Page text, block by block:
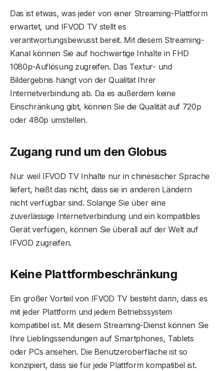
Das ist etwas, was jeder von einer Streaming-Plattform
erwartet, und IFVOD TV stellt es
verantwortungsbewusst bereit. Mit diesem Streaming-
Kanal können Sie auf hochwertige Inhalte in FHD
1080p-Auflösung zugreifen. Das Textur- und
Bildergebnis hängt von der Qualität Ihrer
Internetverbindung ab. Da es außerdem keine
Einschränkung gibt, können Sie die Qualität auf 720p
oder 480p umstellen.
Zugang rund um den Globus
Nur weil IFVOD TV Inhalte nur in chinesischer Sprache
liefert, heißt das nicht, dass sie in anderen Ländern
nicht verfügbar sind. Solange Sie über eine
zuverlässige Internetverbindung und ein kompatibles
Gerät verfügen, können Sie überall auf der Welt auf
IFVOD zugreifen.
Keine Plattformbeschränkung
Ein großer Vorteil von IFVOD TV besteht darin, dass es
mit jeder Plattform und jedem Betriebssystem
kompatibel ist. Mit diesem Streaming-Dienst können Sie
Ihre Lieblingssendungen auf Smartphones, Tablets
oder PCs ansehen. Die Benutzeroberfläche ist so
konzipiert, dass sie für jede Plattform kompatibel ist.